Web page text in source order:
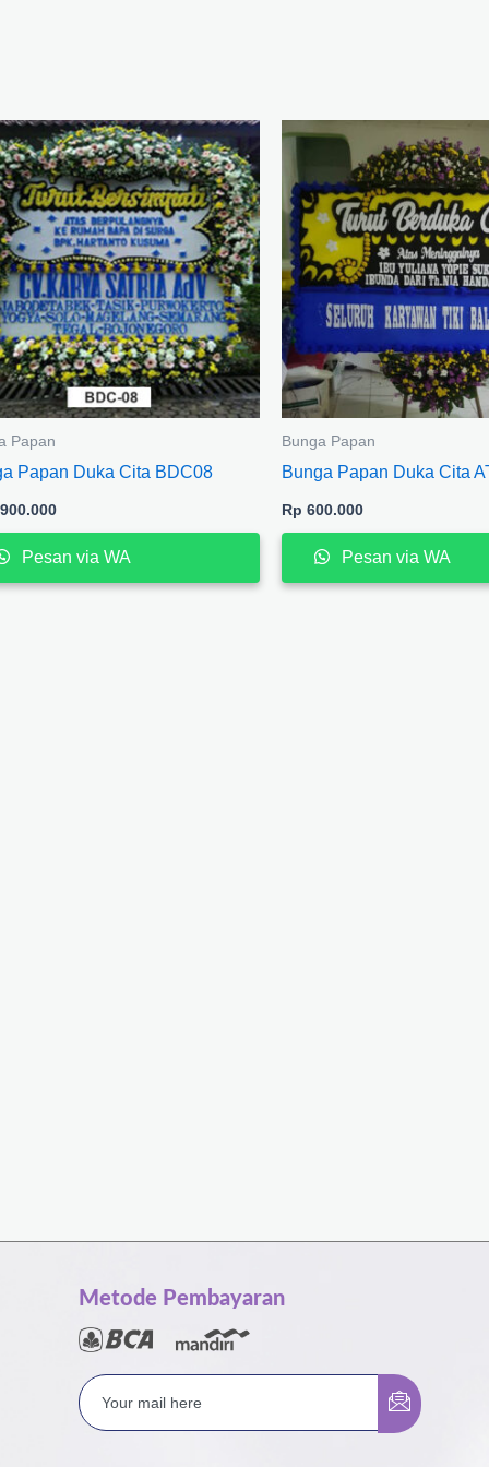
Papan
Papan Duka Cita BDC08
Pesan via WA
Bunga Papan
Bunga Papan Duka Cita
Rp 600.000
Pesan via WA
Metode Pembayaran